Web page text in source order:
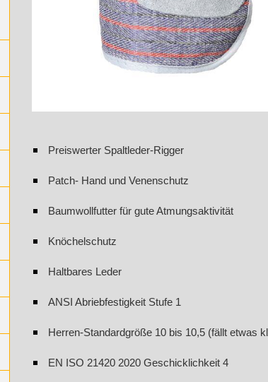
Preiswerter Spaltleder-Rigger
Patch- Hand und Venenschutz
Baumwollfutter für gute Atmungsaktivität
Knöchelschutz
Haltbares Leder
ANSI Abriebfestigkeit Stufe 1
Herren-Standardgröße 10 bis 10,5 (fällt etwas
EN ISO 21420 2020 Geschicklichkeit 4